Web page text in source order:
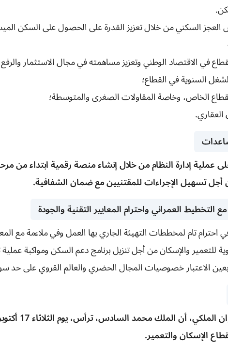
السكني من خلال تعزيز القدرة على الحصول على السكن
في الاقتصاد الوطني وتعزيز مساهمته في مجال الاستثمار
السنوية في القطاع؛
الخاص، وخاصة المقاولات الصغرى والمتوسطة؛
عملية إدارة النظام من خلال إنشاء منصة رقمية ابتداء من
أجل تسهيل الإجراءات للمقتنيين مع ضمان الشفافية.
التخطيط العمراني واحترام المعايير التقنية والجودة
تام لمخططات التهيئة الجاري بها العمل وفي ملاءمة مع
جهوية للتعمير والإسكان من أجل تنزيل برنامج دعم السكن ومواكبة
الاعتبار خصوصيات المجال الحضري والعالم القروي على حد
وكشف بلاغ
الإسكان والتعمير.